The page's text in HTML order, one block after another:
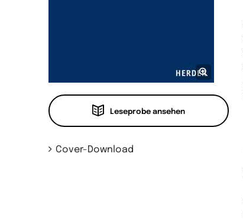
Leseprobe ansehen
Cover-Download